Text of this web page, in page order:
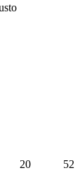
20 52